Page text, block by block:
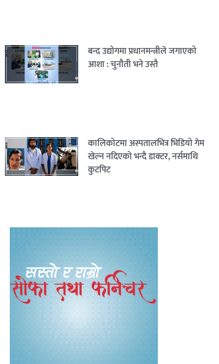
बन्द उद्योगमा प्रधानमन्त्रीले जगाएको
आशा : चुनौती भने उस्तै
कालिकोटमा अस्पतालभित्र भिडियो गेम
खेल्न नदिएको भन्दै डाक्टर, नर्समाथि
कुटपिट